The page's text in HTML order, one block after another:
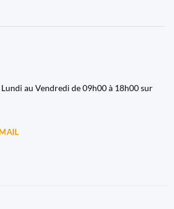
au Vendredi de 09h00 à 18h00 sur